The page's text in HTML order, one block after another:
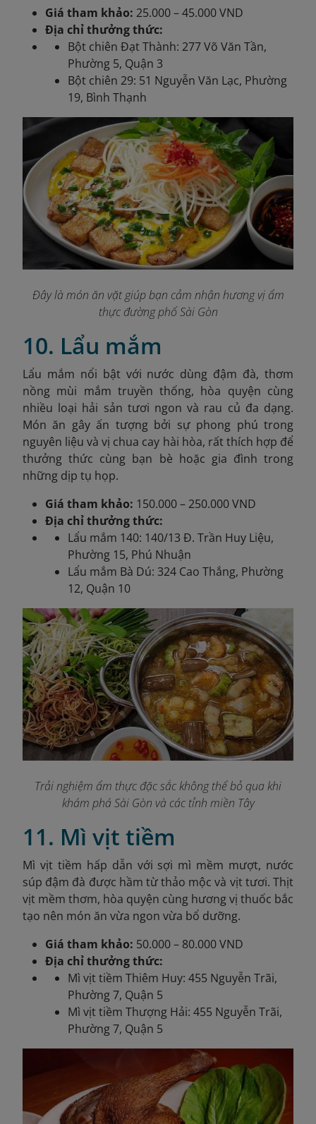
Giá tham khảo: 25.000 – 45.000 VND
Địa chỉ thưởng thức:
Bột chiên Đạt Thành: 277 Võ Văn Tần,
Phường 5, Quận 3
Bột chiên 29: 51 Nguyễn Văn Lạc, Phường
19, Bình Thạnh
Đây là món ăn vặt giúp bạn cảm nhận hương vị ẩm
thực đường phố Sài Gòn
10. Lẩu mắm
Lẩu mắm nổi bật với nước dùng đậm đà, thơm
nồng mùi mắm truyền thống, hòa quyện cùng
nhiều loại hải sản tươi ngon và rau củ đa dạng.
Món ăn gây ấn tượng bởi sự phong phú trong
nguyên liệu và vị chua cay hài hòa, rất thích hợp để
thưởng thức cùng bạn bè hoặc gia đình trong
những dịp tụ họp.
Giá tham khảo: 150.000 – 250.000 VND
Địa chỉ thưởng thức:
Lẩu mắm 140: 140/13 Đ. Trần Huy Liệu,
Phường 15, Phú Nhuận
Lẩu mắm Bà Dú: 324 Cao Thắng, Phường
12, Quận 10
Trải nghiệm ẩm thực đặc sắc không thể bỏ qua khi
khám phá Sài Gòn và các tỉnh miền Tây
11. Mì vịt tiềm
Mì vịt tiềm hấp dẫn với sợi mì mềm mượt, nước
súp đậm đà được hầm từ thảo mộc và vịt tươi. Thịt
vịt mềm thơm, hòa quyện cùng hương vị thuốc bắc
tạo nên món ăn vừa ngon vừa bổ dưỡng.
Giá tham khảo: 50.000 – 80.000 VND
Địa chỉ thưởng thức:
Mì vịt tiềm Thiêm Huy: 455 Nguyễn Trãi,
Phường 7, Quận 5
Mì vịt tiềm Thượng Hải: 455 Nguyễn Trãi,
Phường 7, Quận 5